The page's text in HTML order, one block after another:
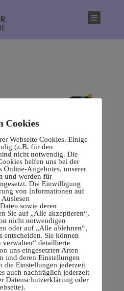
Cookies
Webseite Cookies. Einige
(z.B. für den
nicht notwendig. Die
helfen uns bei der
Online-Angebotes, unserer
und werden für
Die Einwilligung
von Informationen auf
sowie deren
Sie auf „Alle akzeptieren“,
nicht notwendigen
oder auf „Alle ablehnen“,
entscheiden. Sie können
verwalten“ detaillierte
uns eingesetzten Arten
und deren Einstellungen
die Einstellungen jederzeit
auch nachträglich jederzeit
Datenschutzerklärung oder